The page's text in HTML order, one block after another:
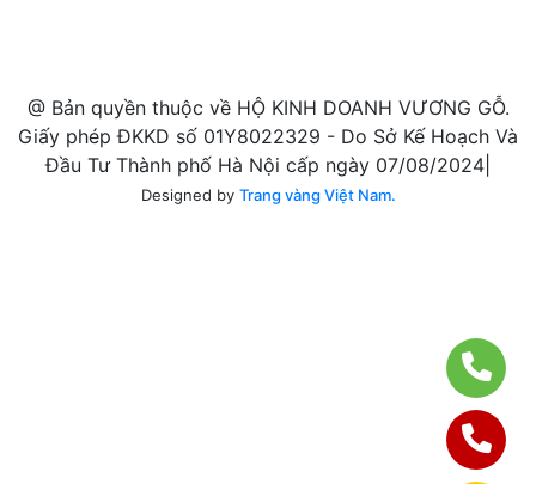
@ Bản quyền thuộc về HỘ KINH DOANH VƯƠNG GỖ.
Giấy phép ĐKKD số 01Y8022329 - Do Sở Kế Hoạch Và
Đầu Tư Thành phố Hà Nội cấp ngày 07/08/2024|
Designed by Trang vàng Việt Nam.